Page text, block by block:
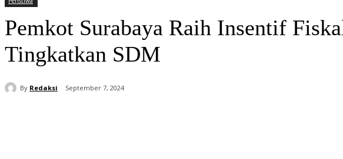
Pemkot Surabaya Raih Insentif
Tingkatkan SDM
By Redaksi September 7, 2024